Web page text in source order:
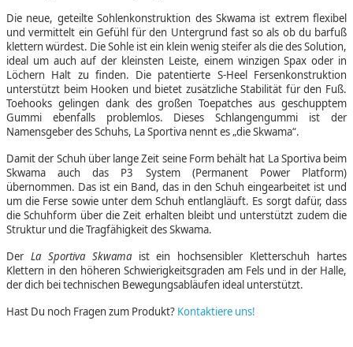
Die neue, geteilte Sohlenkonstruktion des Skwama ist extrem flexibel
und vermittelt ein Gefühl für den Untergrund fast so als ob du barfuß
klettern würdest. Die Sohle ist ein klein wenig steifer als die des Solution,
ideal um auch auf der kleinsten Leiste, einem winzigen Spax oder in
Löchern Halt zu finden. Die patentierte S-Heel Fersenkonstruktion
unterstützt beim Hooken und bietet zusätzliche Stabilität für den Fuß.
Toehooks gelingen dank des großen Toepatches aus geschupptem
Gummi ebenfalls problemlos. Dieses Schlangengummi ist der
Namensgeber des Schuhs, La Sportiva nennt es „die Skwama“.
Damit der Schuh über lange Zeit seine Form behält hat La Sportiva beim
Skwama auch das P3 System (Permanent Power Platform)
übernommen. Das ist ein Band, das in den Schuh eingearbeitet ist und
um die Ferse sowie unter dem Schuh entlangläuft. Es sorgt dafür, dass
die Schuhform über die Zeit erhalten bleibt und unterstützt zudem die
Struktur und die Tragfähigkeit des Skwama.
Der La Sportiva Skwamaist ein hochsensibler Kletterschuh hartes
Klettern in den höheren Schwierigkeitsgraden am Fels und in der Halle,
der dich bei technischen Bewegungsabläufen ideal unterstützt.
Hast Du noch Fragen zum Produkt? Kontaktiere uns!